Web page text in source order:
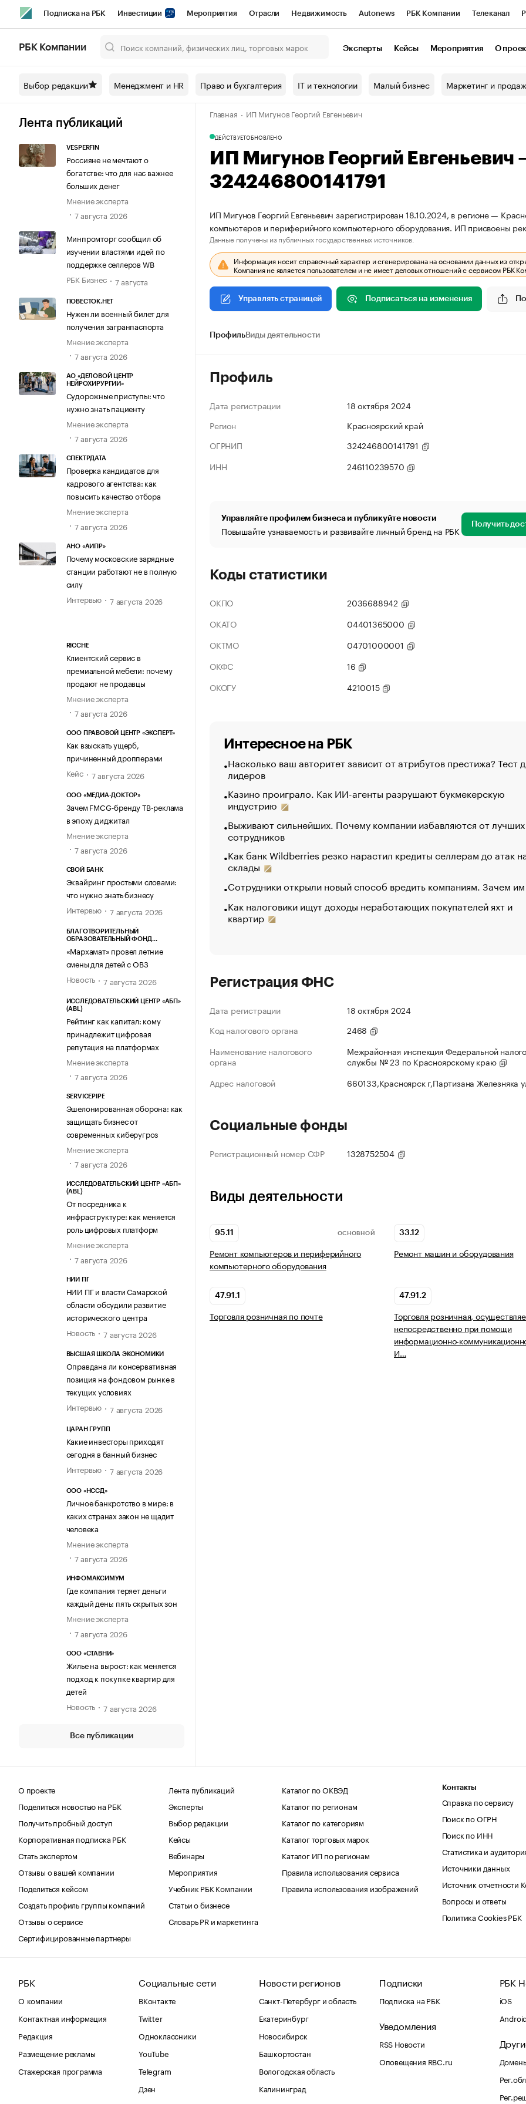
Подписка на РБК Инвестиции Мероприятия Отрасли Недвижимость Autonews РБК Компании Телеканал
Спецпроекты СПб Конференции СПб Спецпроекты Проверка контрагентов
Технологии и медиа Рынок наличной валюты
РБК Компании Эксперты Кейсы Мероприятия О
Выбор редакции Менеджмент и HR Право и бухгалтерия IT и технологии Малый бизнес Маркетинг и
Лента публикаций
VESPERFIN
Россияне не мечтают о
богатстве: что для нас важнее
больших денег
Мнение эксперта
7 августа 2026
Минпромторг сообщил об
изучении властями идей по
поддержке селлеров WB
РБК Бизнес
7 августа
ПОВЕСТОК.НЕТ
Нужен ли военный билет для
получения загранпаспорта
Мнение эксперта
7 августа 2026
АО «ДЕЛОВОЙ ЦЕНТР
НЕЙРОХИРУРГИИ»
Судорожные приступы: что
нужно знать пациенту
Мнение эксперта
7 августа 2026
СПЕКТРДАТА
Проверка кандидатов для
кадрового агентства: как
повысить качество отбора
Мнение эксперта
7 августа 2026
АНО «АИПР»
Почему московские зарядные
станции работают не в полную
силу
Интервью
7 августа 2026
RICCHE
Клиентский сервис в
премиальной мебели: почему
продают не продавцы
Мнение эксперта
7 августа 2026
ООО ПРАВОВОЙ ЦЕНТР «ЭКСПЕРТ»
Как взыскать ущерб,
причиненный дропперами
Кейс
7 августа 2026
ООО «МЕДИА-ДОКТОР»
Зачем FMCG-бренду ТВ-реклама
в эпоху диджитал
Мнение эксперта
7 августа 2026
СВОЙ БАНК
Эквайринг простыми словами:
что нужно знать бизнесу
Интервью
7 августа 2026
БЛАГОТВОРИТЕЛЬНЫЙ
ОБРАЗОВАТЕЛЬНЫЙ ФОНД
«Мархамат» провел летние
смены для детей с ОВЗ
Новость
7 августа 2026
ИССЛЕДОВАТЕЛЬСКИЙ ЦЕНТР «АБП»
(ABL)
Рейтинг как капитал: кому
принадлежит цифровая
репутация на платформах
Мнение эксперта
7 августа 2026
SERVICEPIPE
Эшелонированная оборона: как
защищать бизнес от
современных киберугроз
Мнение эксперта
7 августа 2026
ИССЛЕДОВАТЕЛЬСКИЙ ЦЕНТР «АБП»
(ABL)
От посредника к
инфраструктуре: как меняется
роль цифровых платформ
Мнение эксперта
7 августа 2026
НИИ ПГ
НИИ ПГ и власти Самарской
области обсудили развитие
исторического центра
Новость
7 августа 2026
ВЫСШАЯ ШКОЛА ЭКОНОМИКИ
Оправдана ли консервативная
позиция на фондовом рынке в
текущих условиях
Интервью
7 августа 2026
ЦАРАН ГРУПП
Какие инвесторы приходят
сегодня в банный бизнес
Интервью
7 августа 2026
ООО «НССД»
Личное банкротство в мире: в
каких странах закон не щадит
человека
Мнение эксперта
7 августа 2026
ИНФОМАКСИМУМ
Где компания теряет деньги
каждый день: пять скрытых зон
Мнение эксперта
7 августа 2026
ООО «СТАВНИ»
Жилье на вырост: как меняется
подход к покупке квартир для
детей
Новость
7 августа 2026
Все публикации
Главная ИП Мигунов Георгий Евгеньевич
ДЕЙСТВУЕТОБНОВЛЕНО
ИП Мигунов Георгий
324246800141791
ИП Мигунов Георгий Евгеньевич зарегистрирован 18.10.2024, в регионе —
компьютеров и периферийного компьютерного оборудования. ИП присвоены
Данные получены из публичных государственных источников.
Информация носит справочный характер и сгенерирована на основании данных из
Компания не является пользователем и не имеет деловых отношений с сервисом РБК
Управлять страницей Подписаться на изменения
ПрофильВиды деятельности
Профиль
Дата регистрации
18 октября 2024
Регион
Красноярский край
ОГРНИП
324246800141791
ИНН
246110239570
Управляйте профилем бизнеса и публикуйте новости
Повышайте узнаваемость и развивайте личный бренд на РБК Получить
Коды статистики
ОКПО
2036688942
ОКАТО
04401365000
ОКТМО
04701000001
ОКФС
16
ОКОГУ
4210015
Интересное на РБК
Насколько ваш авторитет зависит от атрибутов престижа? Тест
лидеров
Казино проиграло. Как ИИ-агенты разрушают букмекерскую
индустрию
Выживают сильнейших. Почему компании избавляются от лучших
сотрудников
Как банк Wildberries резко нарастил кредиты селлерам до атак
склады
Сотрудники открыли новый способ вредить компаниям. Зачем
Как налоговики ищут доходы неработающих покупателей яхт и
квартир
Регистрация ФНС
Дата регистрации
18 октября 2024
Код налогового органа
2468
Наименование налогового
органа
Межрайонная инспекция Федеральной
службы № 23 по Красноярскому краю
Адрес налоговой
660133,Красноярск г,Партизана Железняка
Социальные фонды
Регистрационный номер СФР 1328752504
Виды деятельности
95.11 ОСНОВНОЙ
Ремонт компьютеров и периферийного
компьютерного оборудования
33.12
Ремонт машин и оборудования
47.91.1
Торговля розничная по почте
47.91.2
Торговля розничная,
непосредственно при помощи
информационно-
И…
О проекте
Поделиться новостью на РБК
Получить пробный доступ
Корпоративная подписка РБК
Стать экспертом
Отзывы о вашей компании
Поделиться кейсом
Создать профиль группы компаний
Отзывы о сервисе
Сертифицированные партнеры
Лента публикаций
Эксперты
Выбор редакции
Кейсы
Вебинары
Мероприятия
Учебник РБК Компании
Статьи о бизнесе
Словарь PR и маркетинга
Каталог по ОКВЭД
Каталог по регионам
Каталог по категориям
Каталог торговых марок
Каталог ИП по регионам
Правила использования сервиса
Правила использования изображений
Контакты
Справка по сервису
Поиск по ОГРН
Поиск по ИНН
Статистика и
Источники данных
Источник отчетности
Вопросы и ответы
Политика Cookies РБК
РБК
О компании
Контактная информация
Редакция
Размещение рекламы
Стажерская программа
Социальные сети
ВКонтакте
Twitter
Одноклассники
YouTube
Telegram
Дзен
Новости регионов
Санкт-Петербург и область
Екатеринбург
Новосибирск
Башкортостан
Вологодская область
Калининград
Подписки
Подписка на РБК
Уведомления
RSS Новости
Оповещения RBC.ru
РБК
iOS